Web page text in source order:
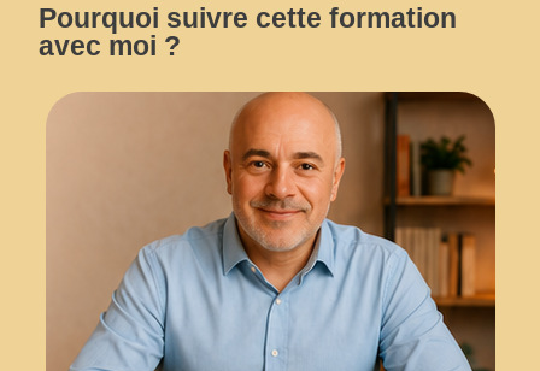
Pourquoi suivre cette formation
avec moi ?